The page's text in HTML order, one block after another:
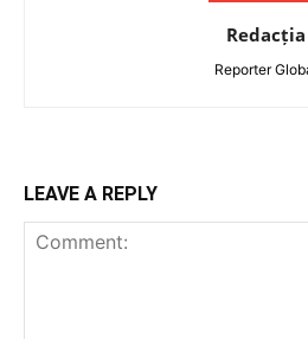
Redacția
Reporter
LEAVE A REPLY